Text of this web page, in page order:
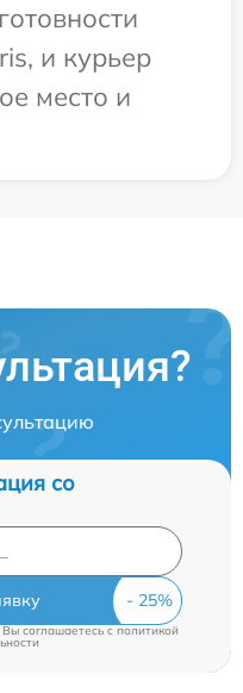
и курьер
место и
со
Вы соглашаетесь cполитикой